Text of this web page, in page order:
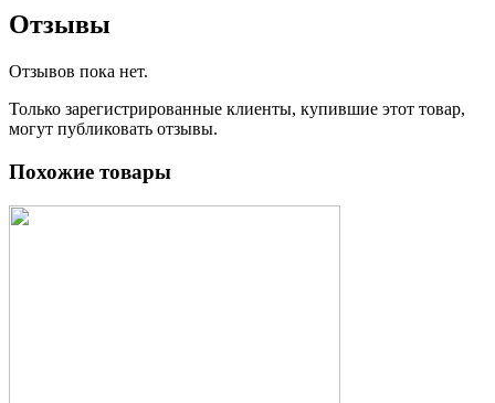
Отзывы
Отзывов пока нет.
Только зарегистрированные клиенты, купившие этот товар,
могут публиковать отзывы.
Похожие товары